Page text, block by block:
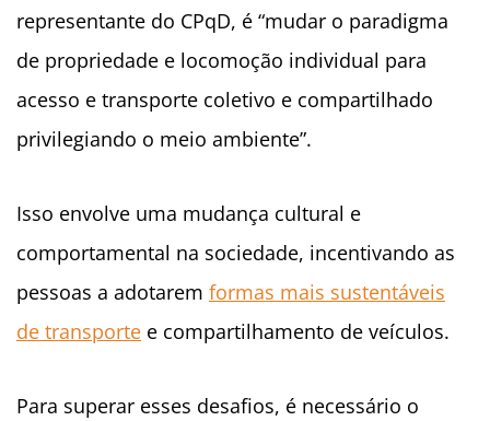
representante do CPqD, é “mudar o paradigma
de propriedade e locomoção individual para
acesso e transporte coletivo e compartilhado
privilegiando o meio ambiente”.
Isso envolve uma mudança cultural e
comportamental na sociedade, incentivando as
pessoas a adotarem formas mais sustentáveis
de transporte e compartilhamento de veículos.
Para superar esses desafios, é necessário o